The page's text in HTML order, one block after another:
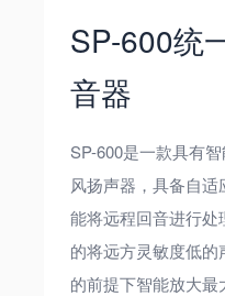
SP-600统
音器
SP-600是一款具有
风扬声器，具备自适
能将远程回音进行
的将远方灵敏度低
的前提下智能放大最